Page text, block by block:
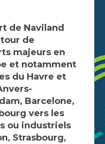
de Naviland
de
majeurs en
et notamment
du Havre et
Barcelone,
vers les
ou industriels
Strasbourg,